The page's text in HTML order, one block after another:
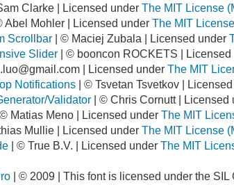
Clarke | Licensed underThe MIT License
Abel Mohler | Licensed underThe MIT
Scrollbar | © Maciej Zubala | Licensed under
Slider | © booncon ROCKETS |
| Licensed underThe MIT
Notifications | © Tsvetan Tsvetkov |
Validator | © Chris Cornutt |
© Matias Meno | Licensed underThe MIT
Mullie | Licensed underThe MIT License
| © True B.V. | Licensed underThe MIT
| © 2009 | This font is licensed under the